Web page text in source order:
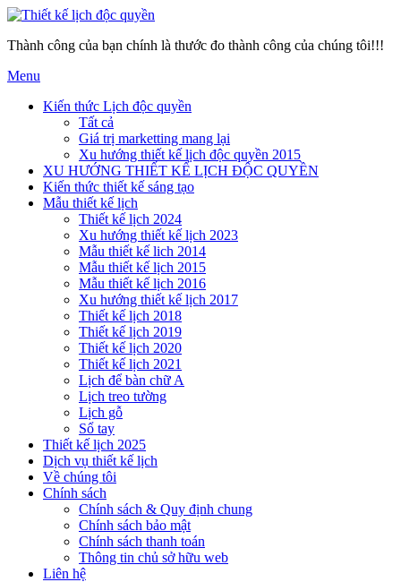
Thành công của bạn chính là thước đo thành công của chúng tôi!!!
Menu
Kiến thức Lịch độc quyền
Tất cả
Giá trị marketting mang lại
Xu hướng thiết kế lịch độc quyền 2015
XU HƯỚNG THIẾT KẾ LỊCH ĐỘC QUYỀN
Kiến thức thiết kế sáng tạo
Mẫu thiết kế lịch
Thiết kế lịch 2024
Xu hướng thiết kế lịch 2023
Mẫu thiết kế lich 2014
Mẫu thiết kế lịch 2015
Mẫu thiết kế lịch 2016
Xu hướng thiết kế lịch 2017
Thiết kế lịch 2018
Thiết kế lịch 2019
Thiết kế lịch 2020
Thiết kế lịch 2021
Lịch để bàn chữ A
Lịch treo tường
Lịch gỗ
Sổ tay
Thiết kế lịch 2025
Dịch vụ thiết kế lịch
Về chúng tôi
Chính sách
Chính sách & Quy định chung
Chính sách bảo mật
Chính sách thanh toán
Thông tin chủ sở hữu web
Liên hệ